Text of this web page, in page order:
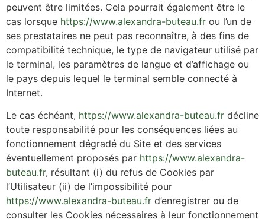
peuvent être limitées. Cela pourrait également être le
cas lorsque https://www.alexandra-buteau.fr ou l’un de
ses prestataires ne peut pas reconnaître, à des fins de
compatibilité technique, le type de navigateur utilisé par
le terminal, les paramètres de langue et d’affichage ou
le pays depuis lequel le terminal semble connecté à
Internet.
Le cas échéant, https://www.alexandra-buteau.fr décline
toute responsabilité pour les conséquences liées au
fonctionnement dégradé du Site et des services
éventuellement proposés par https://www.alexandra-
buteau.fr, résultant (i) du refus de Cookies par
l’Utilisateur (ii) de l’impossibilité pour
https://www.alexandra-buteau.fr d’enregistrer ou de
consulter les Cookies nécessaires à leur fonctionnement